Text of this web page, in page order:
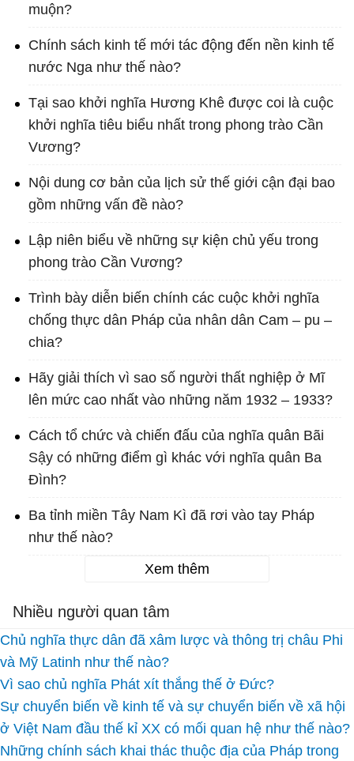
muộn?
Chính sách kinh tế mới tác động đến nền kinh tế
nước Nga như thế nào?
Tại sao khởi nghĩa Hương Khê được coi là cuộc
khởi nghĩa tiêu biểu nhất trong phong trào Cần
Vương?
Nội dung cơ bản của lịch sử thế giới cận đại bao
gồm những vấn đề nào?
Lập niên biểu về những sự kiện chủ yếu trong
phong trào Cần Vương?
Trình bày diễn biến chính các cuộc khởi nghĩa
chống thực dân Pháp của nhân dân Cam – pu –
chia?
Hãy giải thích vì sao số người thất nghiệp ở Mĩ
lên mức cao nhất vào những năm 1932 – 1933?
Cách tổ chức và chiến đấu của nghĩa quân Bãi
Sậy có những điểm gì khác với nghĩa quân Ba
Đình?
Ba tỉnh miền Tây Nam Kì đã rơi vào tay Pháp
như thế nào?
Xem thêm
Nhiều người quan tâm
Chủ nghĩa thực dân đã xâm lược và thông trị châu Phi
và Mỹ Latinh như thế nào?
Vì sao chủ nghĩa Phát xít thắng thế ở Đức?
Sự chuyển biến về kinh tế và sự chuyển biến về xã hội
ở Việt Nam đầu thế kỉ XX có mối quan hệ như thế nào?
Những chính sách khai thác thuộc địa của Pháp trong